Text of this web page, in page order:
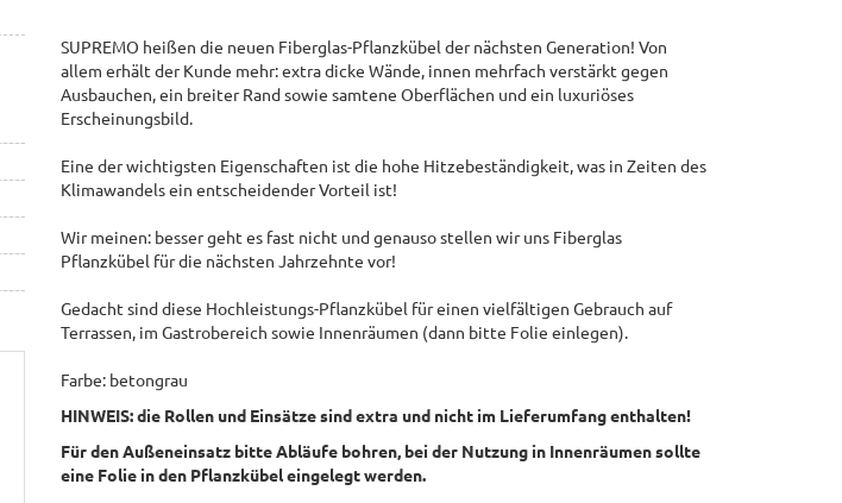
SUPREMO heißen die neuen Fiberglas-Pflanzkübel der nächsten Generation! Von
allem erhält der Kunde mehr: extra dicke Wände, innen mehrfach verstärkt gegen
Ausbauchen, ein breiter Rand sowie samtene Oberflächen und ein luxuriöses
Erscheinungsbild.
Eine der wichtigsten Eigenschaften ist die hohe Hitzebeständigkeit, was in Zeiten des
Klimawandels ein entscheidender Vorteil ist!
Wir meinen: besser geht es fast nicht und genauso stellen wir uns Fiberglas
Pflanzkübel für die nächsten Jahrzehnte vor!
Gedacht sind diese Hochleistungs-Pflanzkübel für einen vielfältigen Gebrauch auf
Terrassen, im Gastrobereich sowie Innenräumen (dann bitte Folie einlegen).
Farbe: betongrau
HINWEIS: die Rollen und Einsätze sind extra und nicht im Lieferumfang enthalten!
Für den Außeneinsatz bitte Abläufe bohren, bei der Nutzung in Innenräumen sollte
eine Folie in den Pflanzkübel eingelegt werden.